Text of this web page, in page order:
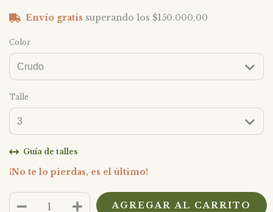
Envío gratis superando los $150.000,00
Color
Talle
Guía de talles
¡No te lo pierdas, es el último!